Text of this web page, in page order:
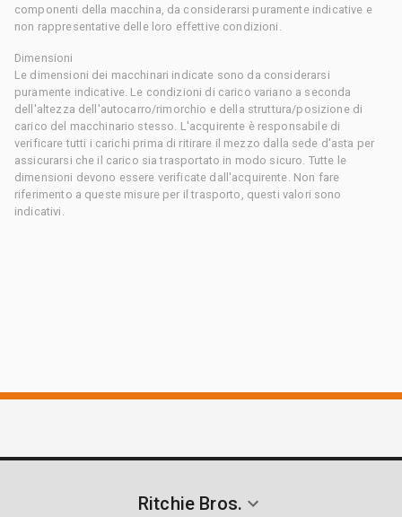
componenti della macchina, da considerarsi puramente indicative e
non rappresentative delle loro effettive condizioni.
Dimensioni
Le dimensioni dei macchinari indicate sono da considerarsi
puramente indicative. Le condizioni di carico variano a seconda
dell'altezza dell'autocarro/rimorchio e della struttura/posizione di
carico del macchinario stesso. L'acquirente è responsabile di
verificare tutti i carichi prima di ritirare il mezzo dalla sede d'asta per
assicurarsi che il carico sia trasportato in modo sicuro. Tutte le
dimensioni devono essere verificate dall'acquirente. Non fare
riferimento a queste misure per il trasporto, questi valori sono
indicativi.
Ritchie Bros.